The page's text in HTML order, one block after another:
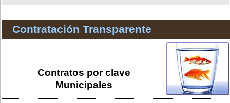
Contratación Transparente
Contratos por clave
Municipales